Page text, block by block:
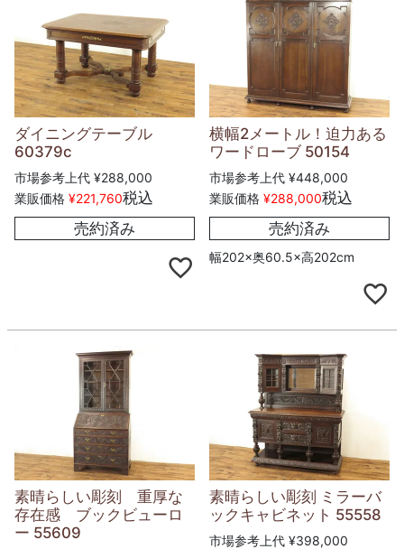
ダイニングテーブル
60379c
市場参考上代 ¥288,000
業販価格 ¥221,760税込
売約済み
横幅2メートル！迫力ある
ワードローブ 50154
市場参考上代 ¥448,000
業販価格 ¥288,000税込
売約済み
幅202×奥60.5×高202cm
素晴らしい彫刻 重厚な
存在感 ブックビューロ
ー 55609
素晴らしい彫刻 ミラーバ
ックキャビネット 55558
市場参考上代 ¥398,000